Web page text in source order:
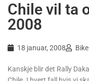
Chile vil ta
2008
18 januar, 2008 Bike
Kanskje blir det Rally